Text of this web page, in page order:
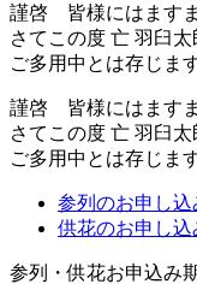
謹啓 皆様にはます
さてこの度 亡 羽臼
ご多用中とは存じま
謹啓 皆様にはます
さてこの度 亡 羽臼
ご多用中とは存じま
参列のお申し込
供花のお申し込
参列・供花お申込み